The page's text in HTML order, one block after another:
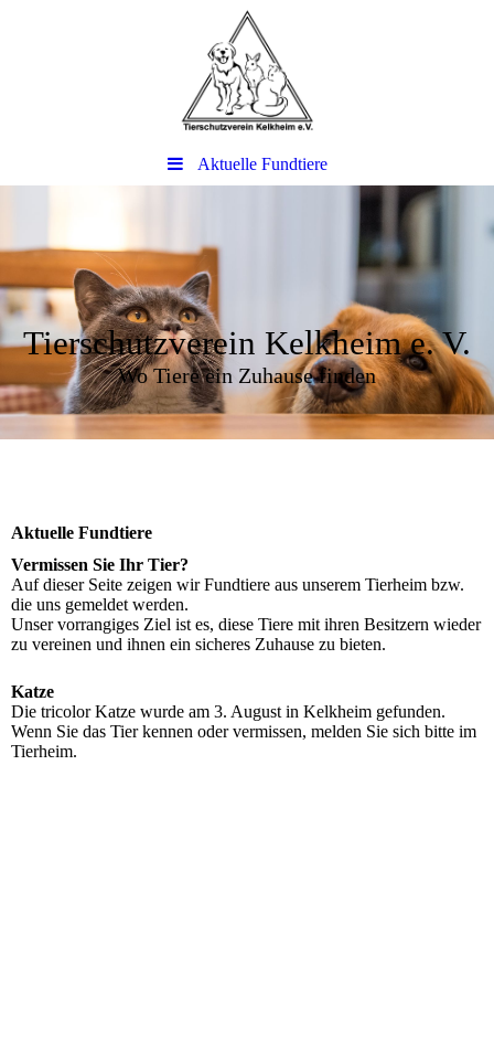
Aktuelle Fundtiere
Tierschutzverein Kelkheim e. V.
Wo Tiere ein Zuhause finden
Aktuelle Fundtiere
Vermissen Sie Ihr Tier?
Auf dieser Seite zeigen wir Fundtiere aus unserem Tierheim bzw.
die uns gemeldet werden.
Unser vorrangiges Ziel ist es, diese Tiere mit ihren Besitzern wieder
zu vereinen und ihnen ein sicheres Zuhause zu bieten.
Katze
Die tricolor Katze wurde am 3. August in Kelkheim gefunden.
Wenn Sie das Tier kennen oder vermissen, melden Sie sich bitte im
Tierheim.